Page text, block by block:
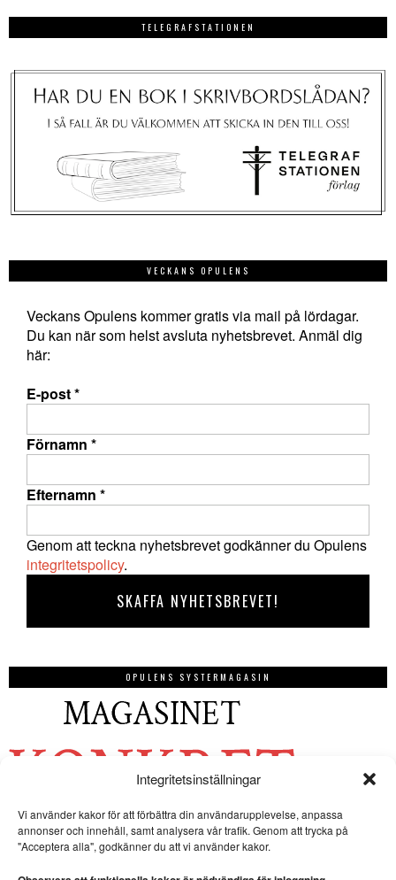
Integritetsinställningar
Vi använder kakor för att förbättra din användarupplevelse, anpassa
annonser och innehåll, samt analysera vår trafik. Genom att trycka på
"Acceptera alla", godkänner du att vi använder kakor.
TELEGRAFSTATIONEN
VECKANS OPULENS
Veckans Opulens kommer gratis via mail på lördagar.
Du kan när som helst avsluta nyhetsbrevet. Anmäl dig
här:
E-post*
Förnamn *
Efternamn *
Genom att teckna nyhetsbrevet godkänner du Opulens
integritetspolicy.
OPULENS SYSTERMAGASIN